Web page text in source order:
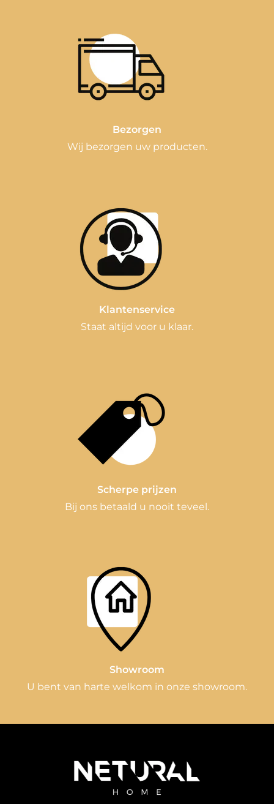
Bezorgen
Wij bezorgen uw producten.
Klantenservice
Staat altijd voor u klaar.
Scherpe prijzen
Bij ons betaald u nooit teveel.
Showroom
U bent van harte welkom in onze showroom.